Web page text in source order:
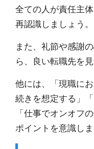
全ての人が責任主
再認識しましょう。
また、礼節や感謝
ら、良い転職先を
他には、「現職に
続きを想定する」
「仕事でオンオフ
ポイントを意識しま